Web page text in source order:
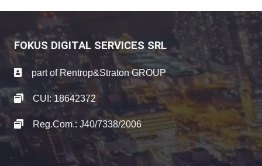
FOKUS DIGITAL SERVICES SRL
part ofRentrop&Straton GROUP
CUI: 18642372
Reg.Com.: J40/7338/2006